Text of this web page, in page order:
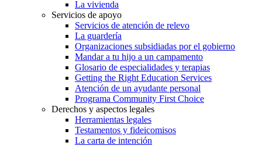
La vivienda
Servicios de apoyo
Servicios de atención de relevo
La guardería
Organizaciones subsidiadas por el gobierno
Mandar a tu hijo a un campamento
Glosario de especialidades y terapias
Getting the Right Education Services
Atención de un ayudante personal
Programa Community First Choice
Derechos y aspectos legales
Herramientas legales
Testamentos y fideicomisos
La carta de intención